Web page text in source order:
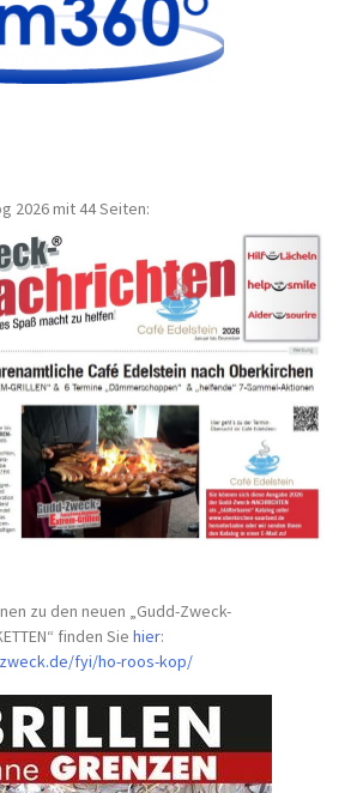
2026 mit 44 Seiten:
zu den neuen „Gudd-Zweck-
finden Siehier:
fyi/ho-roos-kop/